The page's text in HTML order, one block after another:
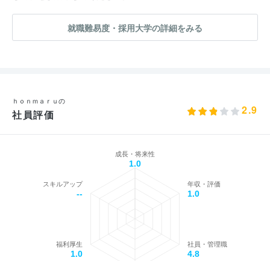
就職難易度・採用大学の詳細をみる
ｈｏｎｍａｒｕの
社員評価 2.9
成長・将来性
1.0
年収・評価
1.0
社員・管理職
4.8
福利厚生
1.0
スキルアップ
--